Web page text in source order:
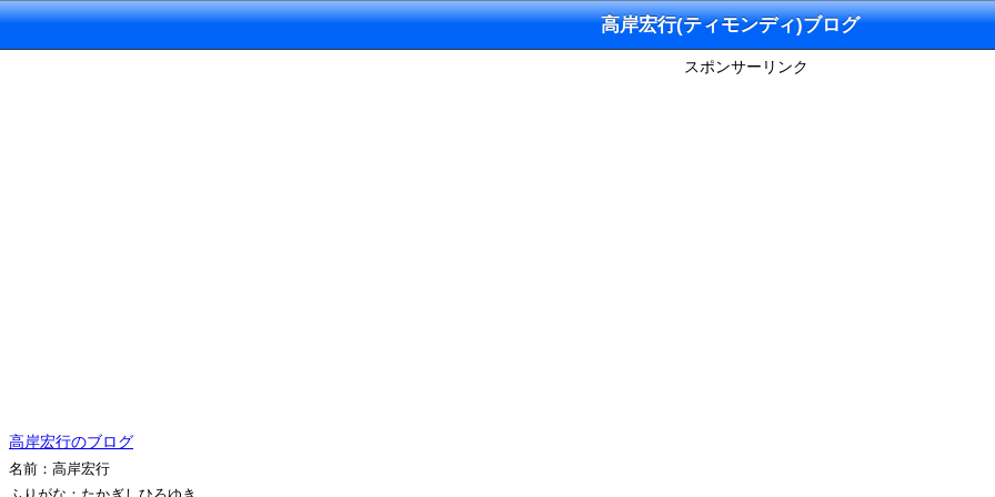
高岸宏行(ティモンディ)ブログ
スポンサーリンク
高岸宏行のブログ
名前：高岸宏行